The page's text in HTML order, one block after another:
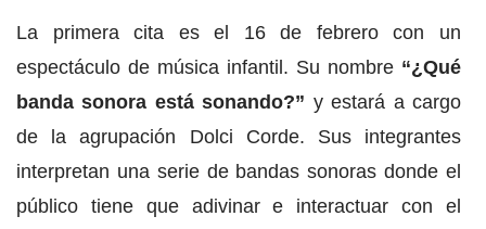
La primera cita es el 16 de febrero con un
espectáculo de música infantil. Su nombre “¿Qué
banda sonora está sonando?” y estará a cargo
de la agrupación Dolci Corde. Sus integrantes
interpretan una serie de bandas sonoras donde el
público tiene que adivinar e interactuar con el